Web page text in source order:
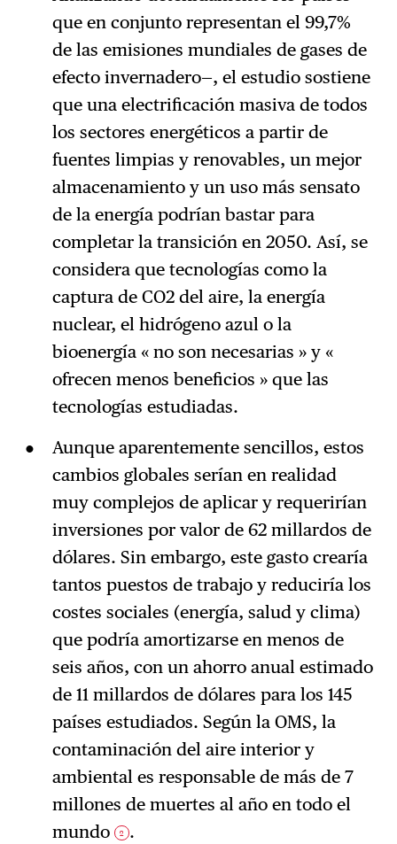
que en conjunto representan el 99,7%
de las emisiones mundiales de gases de
efecto invernadero—, el estudio sostiene
que una electrificación masiva de todos
los sectores energéticos a partir de
fuentes limpias y renovables, un mejor
almacenamiento y un uso más sensato
de la energía podrían bastar para
completar la transición en 2050. Así, se
considera que tecnologías como la
captura de CO2 del aire, la energía
nuclear, el hidrógeno azul o la
bioenergía « no son necesarias » y «
ofrecen menos beneficios » que las
tecnologías estudiadas.
Aunque aparentemente sencillos, estos
cambios globales serían en realidad
muy complejos de aplicar y requerirían
inversiones por valor de 62 millardos de
dólares. Sin embargo, este gasto crearía
tantos puestos de trabajo y reduciría los
costes sociales (energía, salud y clima)
que podría amortizarse en menos de
seis años, con un ahorro anual estimado
de 11 millardos de dólares para los 145
países estudiados. Según la OMS, la
contaminación del aire interior y
ambiental es responsable de más de 7
millones de muertes al año en todo el
mundo
2 .